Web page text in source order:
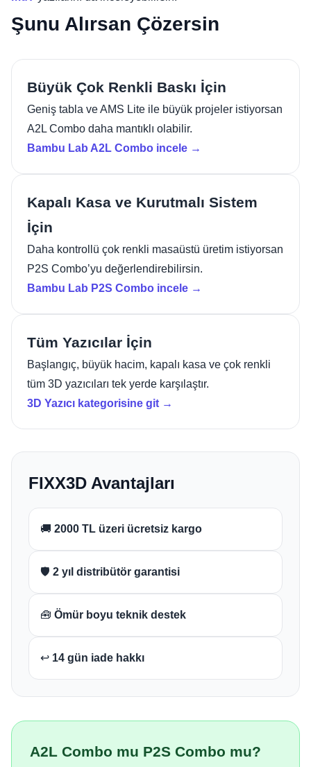
Şunu Alırsan Çözersin
Büyük Çok Renkli Baskı İçin
Geniş tabla ve AMS Lite ile büyük projeler istiyorsan
A2L Combo daha mantıklı olabilir.
Bambu Lab A2L Combo incele →
Kapalı Kasa ve Kurutmalı Sistem
İçin
Daha kontrollü çok renkli masaüstü üretim istiyorsan
P2S Combo’yu değerlendirebilirsin.
Bambu Lab P2S Combo incele →
Tüm Yazıcılar İçin
Başlangıç, büyük hacim, kapalı kasa ve çok renkli
tüm 3D yazıcıları tek yerde karşılaştır.
3D Yazıcı kategorisine git →
FIXX3D Avantajları
🚚 2000 TL üzeri ücretsiz kargo
🛡️ 2 yıl distribütör garantisi
🧰 Ömür boyu teknik destek
↩️ 14 gün iade hakkı
A2L Combo mu P2S Combo mu?